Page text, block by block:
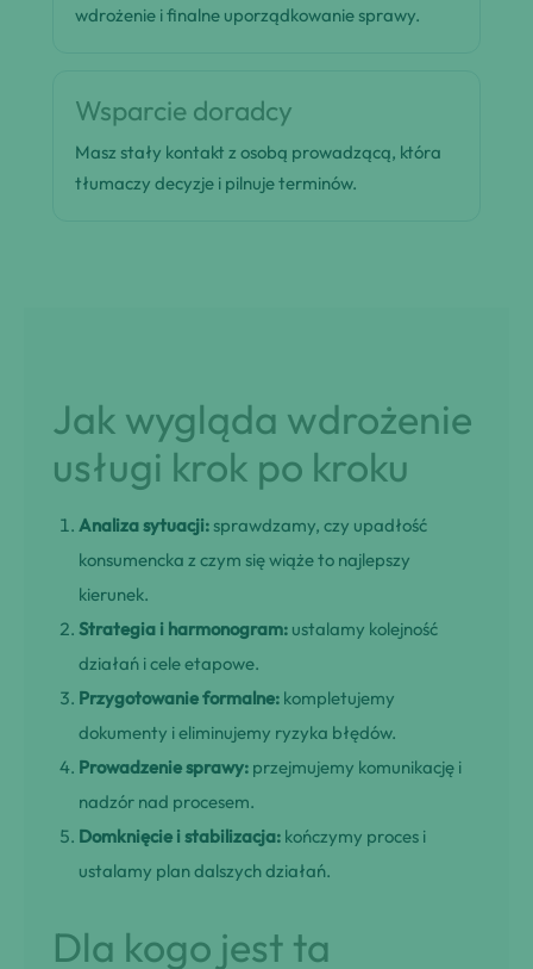
wdrożenie i finalne uporządkowanie sprawy.
Wsparcie doradcy
Masz stały kontakt z osobą prowadzącą, która
tłumaczy decyzje i pilnuje terminów.
Jak wygląda wdrożenie
usługi krok po kroku
Analiza sytuacji: sprawdzamy, czy upadłość
konsumencka z czym się wiąże to najlepszy
kierunek.
Strategia i harmonogram: ustalamy kolejność
działań i cele etapowe.
Przygotowanie formalne: kompletujemy
dokumenty i eliminujemy ryzyka błędów.
Prowadzenie sprawy: przejmujemy komunikację i
nadzór nad procesem.
Domknięcie i stabilizacja: kończymy proces i
ustalamy plan dalszych działań.
Dla kogo jest ta